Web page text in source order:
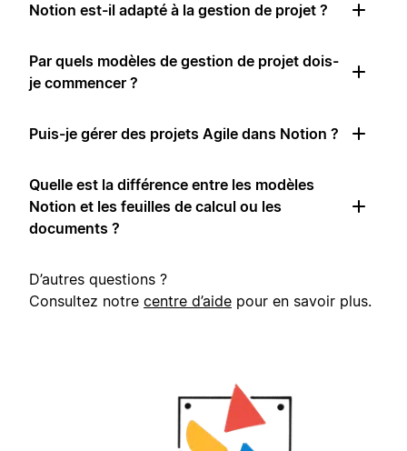
Notion est-il adapté à la gestion de projet ?
Par quels modèles de gestion de projet dois-
je commencer ?
Puis-je gérer des projets Agile dans Notion ?
Quelle est la différence entre les modèles
Notion et les feuilles de calcul ou les
documents ?
D’autres questions ?
Consultez notre centre d’aide pour en savoir plus.